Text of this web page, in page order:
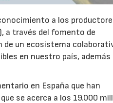
a los
a través del fomento de
un ecosistema
en nuestro país, además
en España que han
se acerca a los 19.000